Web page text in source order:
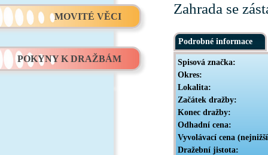
MOVITÉ VĚCI
POKYNY K DRAŽBÁM
Zahrada se
Podrobné informace
Spisová značka:
Okres:
Lokalita:
Začátek dražby:
Konec dražby:
Odhadní cena:
Vyvolávací cena
Dražební jistota: